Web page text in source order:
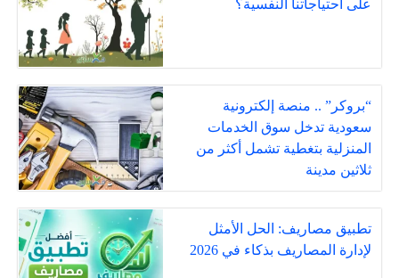
على احتياجاتنا النفسية؟
“بروكر” .. منصة إلكترونية
سعودية تدخل سوق الخدمات
المنزلية بتغطية تشمل أكثر من
ثلاثين مدينة
تطبيق مصاريف: الحل الأمثل
لإدارة المصاريف بذكاء في 2026